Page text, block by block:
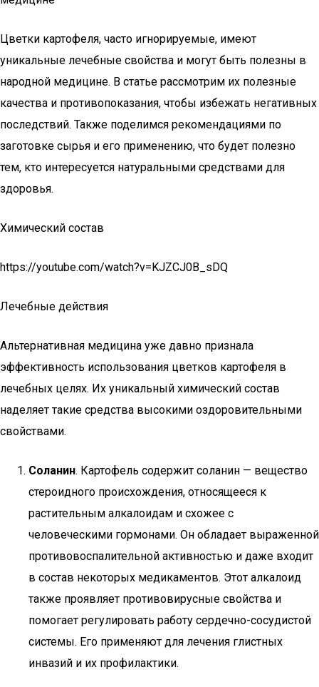
Цветки картофеля, часто игнорируемые, имеют
уникальные лечебные свойства и могут быть полезны в
народной медицине. В статье рассмотрим их полезные
качества и противопоказания, чтобы избежать негативных
последствий. Также поделимся рекомендациями по
заготовке сырья и его применению, что будет полезно
тем, кто интересуется натуральными средствами для
здоровья.
Химический состав
https://youtube.com/watch?v=KJZCJ0B_sDQ
Лечебные действия
Альтернативная медицина уже давно признала
эффективность использования цветков картофеля в
лечебных целях. Их уникальный химический состав
наделяет такие средства высокими оздоровительными
свойствами.
Соланин. Картофель содержит соланин — вещество
стероидного происхождения, относящееся к
растительным алкалоидам и схожее с
человеческими гормонами. Он обладает выраженной
противовоспалительной активностью и даже входит
в состав некоторых медикаментов. Этот алкалоид
также проявляет противовирусные свойства и
помогает регулировать работу сердечно-сосудистой
системы. Его применяют для лечения глистных
инвазий и их профилактики.